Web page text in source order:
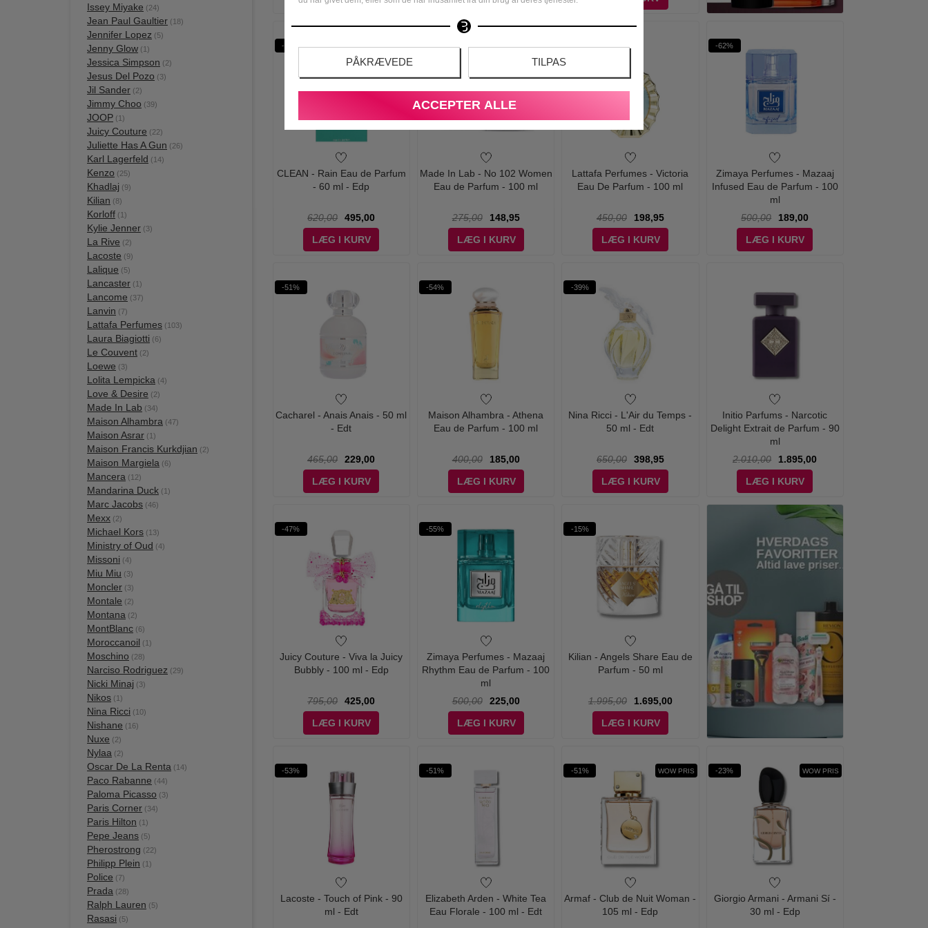
PÅKRÆVEDE TILPAS
ACCEPTER ALLE
Issey Miyake (24)
Jean Paul Gaultier (18)
Jennifer Lopez (5)
Jenny Glow (1)
Jessica Simpson (2)
Jesus Del Pozo (3)
Jil Sander (2)
Jimmy Choo (39)
JOOP (1)
Juicy Couture (22)
Juliette Has A Gun (26)
Karl Lagerfeld (14)
Kenzo (25)
Khadlaj (9)
Kilian (8)
Korloff (1)
Kylie Jenner (3)
La Rive (2)
Lacoste (9)
Lalique (5)
Lancaster (1)
Lancome (37)
Lanvin (7)
Lattafa Perfumes (103)
Laura Biagiotti (6)
Le Couvent (2)
Loewe (3)
Lolita Lempicka (4)
Love & Desire (2)
Made In Lab (34)
Maison Alhambra (47)
Maison Asrar (1)
Maison Francis Kurkdjian (2)
Maison Margiela (6)
Mancera (12)
Mandarina Duck (1)
Marc Jacobs (46)
Mexx (2)
Michael Kors (13)
Ministry of Oud (4)
Missoni (4)
Miu Miu (3)
Moncler (3)
Montale (2)
Montana (2)
MontBlanc (6)
Moroccanoil (1)
Moschino (28)
Narciso Rodriguez (29)
Nicki Minaj (3)
Nikos (1)
Nina Ricci (10)
Nishane (16)
Nuxe (2)
Nylaa (2)
Oscar De La Renta (14)
Paco Rabanne (44)
Paloma Picasso (3)
Paris Corner (34)
Paris Hilton (1)
Pepe Jeans (5)
Pherostrong (22)
Philipp Plein (1)
Police (7)
Prada (28)
Ralph Lauren (5)
Rasasi (5)
-20%
CLEAN - Rain Eau de Parfum
- 60 ml - Edp
620,00
495,00
LÆG I KURV
-46%
Made In Lab - No 102 Women
Eau de Parfum - 100 ml
275,00
148,95
LÆG I KURV
-56%
Lattafa Perfumes - Victoria
Eau De Parfum - 100 ml
450,00
198,95
LÆG I KURV
-62%
Zimaya Perfumes - Mazaaj
Infused Eau de Parfum - 100
ml
500,00
189,00
LÆG I KURV
-51%
Cacharel - Anais Anais - 50 ml
- Edt
465,00
229,00
LÆG I KURV
-54%
Maison Alhambra - Athena
Eau de Parfum - 100 ml
400,00
185,00
LÆG I KURV
-39%
Nina Ricci - L'Air du Temps -
50 ml - Edt
650,00
398,95
LÆG I KURV
Initio Parfums - Narcotic
Delight Extrait de Parfum - 90
ml
2.010,00
1.895,00
LÆG I KURV
-47%
Juicy Couture - Viva la Juicy
Bubbly - 100 ml - Edp
795,00
425,00
LÆG I KURV
-55%
Zimaya Perfumes - Mazaaj
Rhythm Eau de Parfum - 100
ml
500,00
225,00
LÆG I KURV
-15%
Kilian - Angels Share Eau de
Parfum - 50 ml
1.995,00
1.695,00
LÆG I KURV
-53%
Lacoste - Touch of Pink - 90
ml - Edt
-51%
Elizabeth Arden - White Tea
Eau Florale - 100 ml - Edt
-51% WOW PRIS
Armaf - Club de Nuit Woman -
105 ml - Edp
-23% WOW PRIS
Giorgio Armani - Armani Sí -
30 ml - Edp